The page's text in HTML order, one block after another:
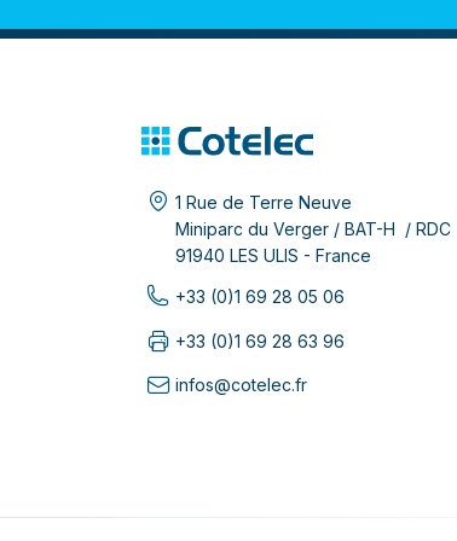
1 Rue de Terre Neuve
Miniparc du Verger / BAT-H / RDC
91940 LES ULIS - France
+33 (0)1 69 28 05 06
+33 (0)1 69 28 63 96
infos@cotelec.fr